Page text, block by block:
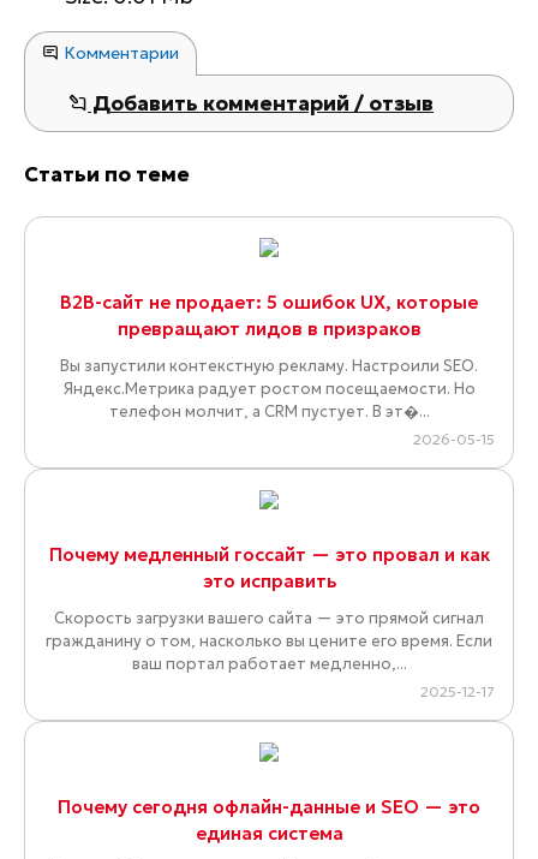
Комментарии
Добавить комментарий / отзыв
Статьи по теме
B2B-сайт не продает: 5 ошибок UX, которые
превращают лидов в призраков
Вы запустили контекстную рекламу. Настроили SEO.
Яндекс.Метрика радует ростом посещаемости. Но
телефон молчит, а CRM пустует. В эт�...
2026-05-15
Почему медленный госсайт — это провал и как
это исправить
Скорость загрузки вашего сайта — это прямой сигнал
гражданину о том, насколько вы цените его время. Если
ваш портал работает медленно,...
2025-12-17
Почему сегодня офлайн-данные и SEO — это
единая система